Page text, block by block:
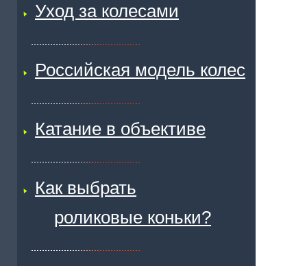
Уход за колесами
Российская модель колес
Катание в объективе
Как выбрать
роликовые коньки?